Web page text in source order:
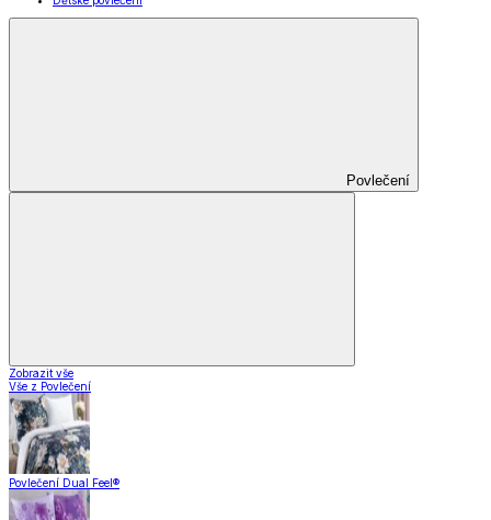
Povlečení
Zobrazit vše
Vše z Povlečení
Povlečení Dual Feel®